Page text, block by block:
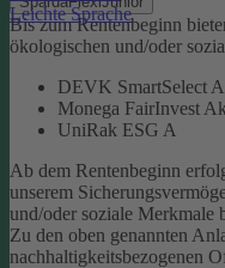
Leichte Sprache
Bis zum Rentenbeginn
ökologischen und/oder
DEVK SmartSelect
Monega FairInvest
UniRak ESG A
Ab dem Rentenbeginn
unserem
und/oder soziale Merkmale
Zu den oben genannten
nachhaltigkeitsbezogenen